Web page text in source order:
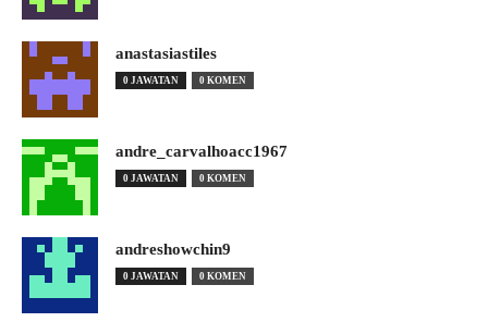
anastasiastiles
0 JAWATAN 0 KOMEN
andre_carvalhoacc1967
0 JAWATAN 0 KOMEN
andreshowchin9
0 JAWATAN 0 KOMEN